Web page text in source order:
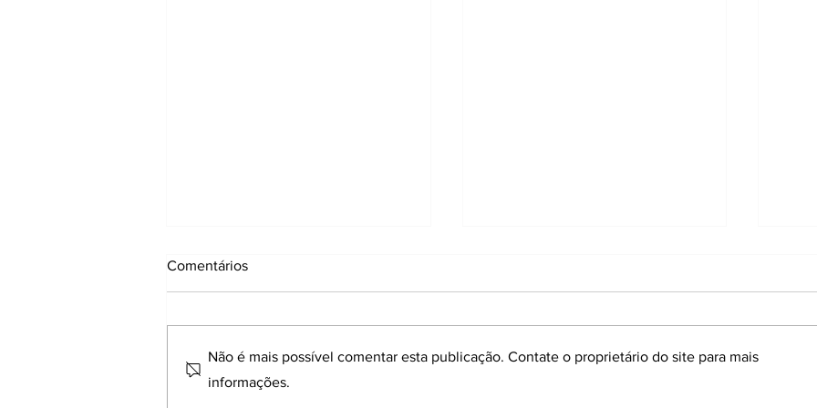
Comentários
Não é mais possível comentar esta publicação. Contate o proprietário do site para mais
informações.